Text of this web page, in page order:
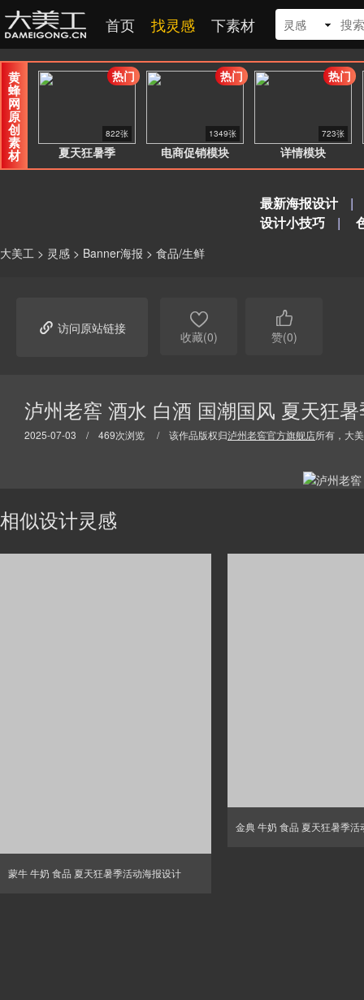
首页 找灵感 下素材 灵感
黄
蜂
网
原
创
素
材 夏天狂暑季
822张
热门
电商促销模块
1349张
热门
详情模块
723张
热门
最新海报设计
|
设计小技巧
|
大美工 > 灵感 > Banner海报 > 食品/生鲜
 访问原站链接 
收藏(0)

赞(0)
泸州老窖 酒水 白酒 国潮国风 夏天狂
2025-07-03 / 469次浏览 / 该作品版权归泸州老窖官方旗舰店所有，大
相似设计灵感
蒙牛 牛奶 食品 夏天狂暑季活动海报设计
金典 牛奶 食品 夏天狂暑季活